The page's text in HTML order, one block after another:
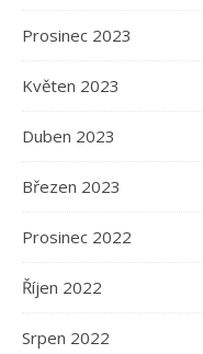
Prosinec 2023
Květen 2023
Duben 2023
Březen 2023
Prosinec 2022
Říjen 2022
Srpen 2022